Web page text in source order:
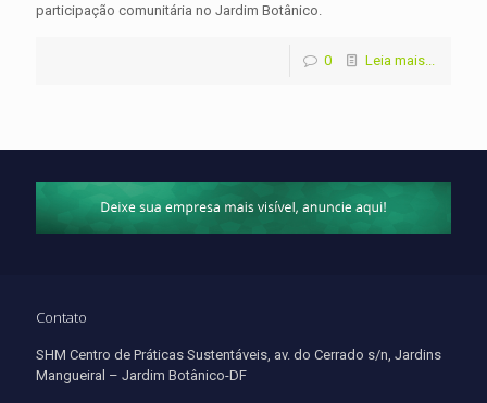
participação comunitária no Jardim Botânico.
0 Leia mais...
Contato
SHM Centro de Práticas Sustentáveis, av. do Cerrado s/n, Jardins
Mangueiral – Jardim Botânico-DF